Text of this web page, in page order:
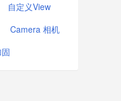
自定义View
Camera 相机